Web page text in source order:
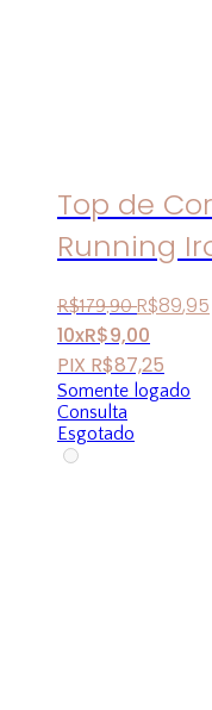
Top de
Running
R$179,90 R$89,95
10xR$9,00
PIX R$87,25
Somente logado
Consulta
Esgotado